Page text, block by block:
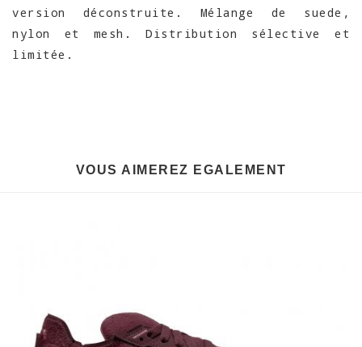
version déconstruite. Mélange de suede,
nylon et mesh. Distribution sélective et
limitée.
VOUS AIMEREZ EGALEMENT